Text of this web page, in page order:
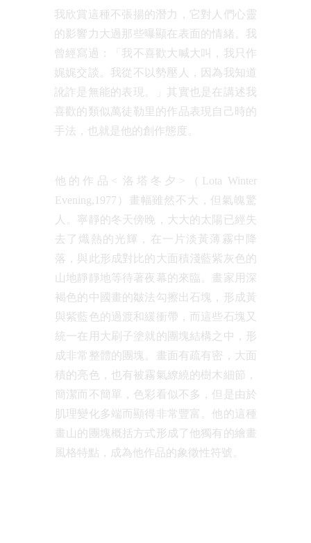
我欣賞這種不張揚的潛力，它對人們心靈
的影響力大過那些曝顯在表面的情緒。我
曾經寫過：「我不喜歡大喊大叫，我只作
娓娓交談。我從不以勢壓人，因為我知道
訛詐是無能的表現。」其實也是在講述我
喜歡的類似萬徒勒里的作品表現自己時的
手法，也就是他的創作態度。
他的作品< 洛塔冬夕>（Lota Winter
Evening,1977）畫幅雖然不大，但氣魄驚
人。寧靜的冬天傍晚，大大的太陽已經失
去了熾熱的光輝，在一片淡黃薄霧中降
落，與此形成對比的大面積淺藍紫灰色的
山地靜靜地等待著夜幕的來臨。畫家用深
褐色的中國畫的皺法勾擦出石塊，形成黃
與紫藍色的過渡和緩衝帶，而這些石塊又
統一在用大刷子塗就的團塊結構之中，形
成非常整體的團塊。畫面有疏有密，大面
積的亮色，也有被霧氣繚繞的樹木細節，
簡潔而不簡單，色彩看似不多，但是由於
肌理變化多端而顯得非常豐富。他的這種
畫山的團塊概括方式形成了他獨有的繪畫
風格特點，成為他作品的象徵性符號。